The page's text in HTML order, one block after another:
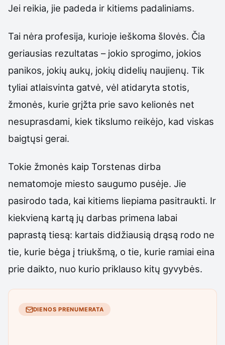
Jei reikia, jie padeda ir kitiems padaliniams.
Tai nėra profesija, kurioje ieškoma šlovės. Čia
geriausias rezultatas – jokio sprogimo, jokios
panikos, jokių aukų, jokių didelių naujienų. Tik
tyliai atlaisvinta gatvė, vėl atidaryta stotis,
žmonės, kurie grįžta prie savo kelionės net
nesuprasdami, kiek tikslumo reikėjo, kad viskas
baigtųsi gerai.
Tokie žmonės kaip Torstenas dirba
nematomoje miesto saugumo pusėje. Jie
pasirodo tada, kai kitiems liepiama pasitraukti. Ir
kiekvieną kartą jų darbas primena labai
paprastą tiesą: kartais didžiausią drąsą rodo ne
tie, kurie bėga į triukšmą, o tie, kurie ramiai eina
prie daikto, nuo kurio priklauso kitų gyvybės.
DIENOS PRENUMERATA